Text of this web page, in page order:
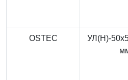
OSTEC
УЛ(Н)-